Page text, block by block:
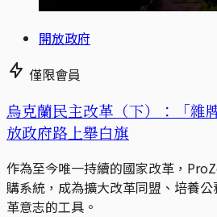
開放政府
僅限會員
烏克蘭民主改革（下）：「雜
放政府路上舉白旗
作為至今唯一持續的國家改革，
購系統，成為擴大改革同盟、培養
革意志的工具。